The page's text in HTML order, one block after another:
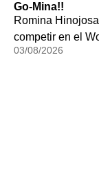
Go-Mina!!
Romina
competir en el
03/08/2026